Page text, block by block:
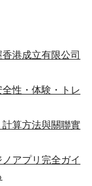
港成立有限公司
性・体験・トレ
算方法與關聯實
アプリ完全ガイ